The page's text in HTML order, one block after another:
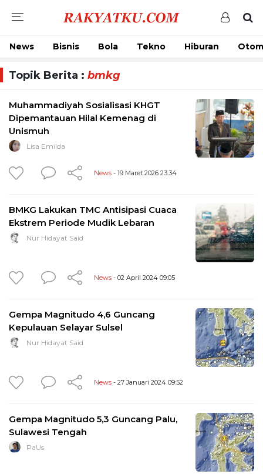
News Bisnis Bola Tekno Hiburan
Topik Berita : bmkg
Muhammadiyah Sosialisasi KHGT
Dipemantauan Hilal Kemenag di
Unismuh
Lisa Emilda
News - 19 Maret 2026 23:34
BMKG Lakukan TMC Antisipasi Cuaca
Ekstrem Periode Mudik Lebaran
Nur Hidayat Said
News - 02 April 2024 09:05
Gempa Magnitudo 4,6 Guncang
Kepulauan Selayar Sulsel
Nur Hidayat Said
News - 27 Januari 2024 09:52
Gempa Magnitudo 5,3 Guncang Palu,
Sulawesi Tengah
PaUs